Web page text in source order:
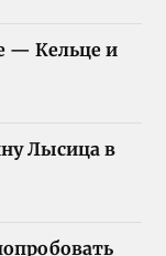
— Кельце и
Лысица в